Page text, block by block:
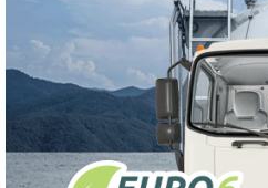
|27/04/2020
los contagiosporCovid-
donarlas
instituciones
1,500